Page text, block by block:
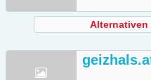
Alternativen